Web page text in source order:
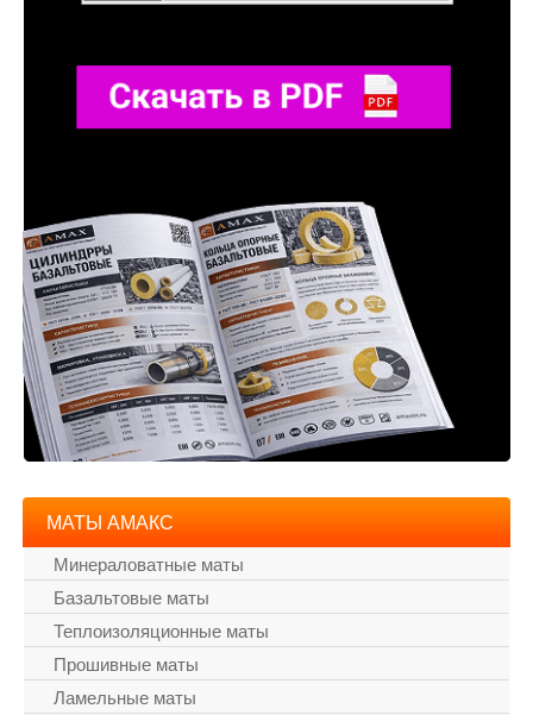
МАТЫ АМАКС
Минераловатные маты
Базальтовые маты
Теплоизоляционные маты
Прошивные маты
Ламельные маты